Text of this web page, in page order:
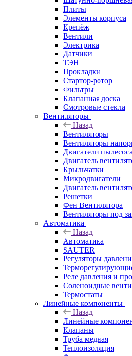
Плиты
Элементы корпуса
Крепёж
Вентили
Электрика
Датчики
ТЭН
Прокладки
Стартор-ротор
Фильтры
Клапанная доска
Смотровые стекла
Вентиляторы
Назад
Вентиляторы
Вентиляторы
Двигатели пылесоса
Двигатель
Крыльчатки
Микродвигатели
Двигатель
Решетки
Фен Вентилятора
Вентиляторы под
Автоматика
Назад
Автоматика
SAUTER
Регуляторы
Реле давления и
Соленоидные
Термостаты
Линейные компоненты
Назад
Линейные
Клапаны
Труба медная
Теплоизоляция